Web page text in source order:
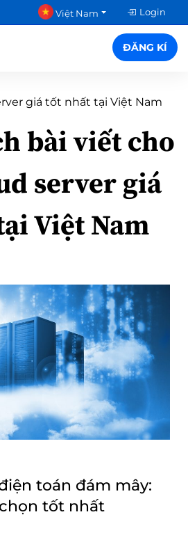
Việt Nam Login
ĐĂNG KÍ
giá tốt nhất tại Việt Nam
bài viết cho
server giá
Việt Nam
toán đám mây:
tốt nhất